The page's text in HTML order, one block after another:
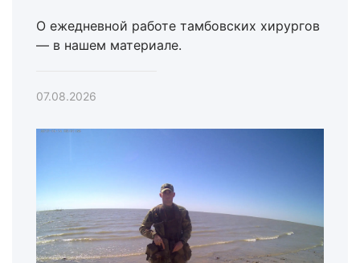
О ежедневной работе тамбовских хирургов
— в нашем материале.
07.08.2026